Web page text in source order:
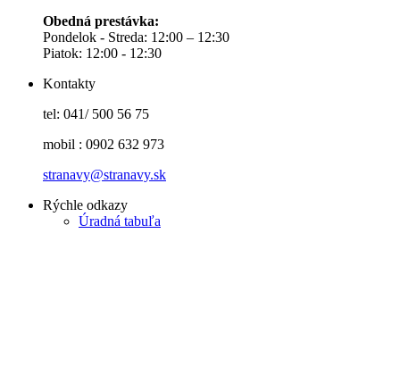
Obedná prestávka:
Pondelok - Streda: 12:00 – 12:30
Piatok: 12:00 - 12:30
Kontakty
tel: 041/ 500 56 75
mobil : 0902 632 973
stranavy@stranavy.sk
Rýchle odkazy
Úradná tabuľa